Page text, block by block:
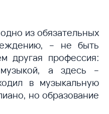
из обязательных
– не быть
другая профессия:
музыкой, а здесь –
в музыкальную
но образование